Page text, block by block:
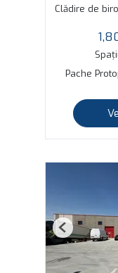
Clădire de
Pache
Previous